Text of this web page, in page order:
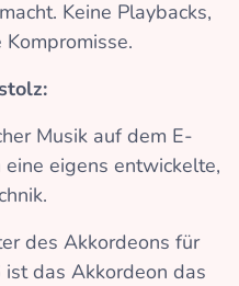
Keine Playbacks,
Musik auf dem E-
eigens entwickelte,
des Akkordeons für
das Akkordeon das